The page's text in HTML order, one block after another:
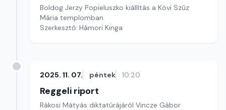
Boldog Jerzy Popieluszko kiállítás a Kövi Szűz
Mária templomban
Szerkesztő: Hámori Kinga
2025. 11. 07. péntek 10:20
Reggeli riport
Rákosi Mátyás diktatúrájáról Vincze Gábor